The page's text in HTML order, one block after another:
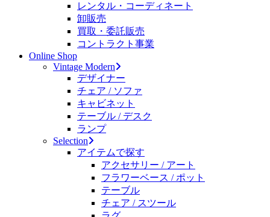
レンタル・コーディネート
卸販売
買取・委託販売
コントラクト事業
Online Shop
Vintage Modern
デザイナー
チェア / ソファ
キャビネット
テーブル / デスク
ランプ
Selection
アイテムで探す
アクセサリー / アート
フラワーベース / ポット
テーブル
チェア / スツール